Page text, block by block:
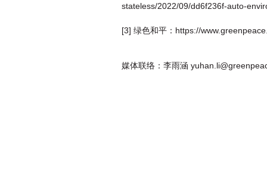
stateless/2022/09/dd6f236f-auto-
[3] 绿色和平：https://
媒体联络：李雨涵